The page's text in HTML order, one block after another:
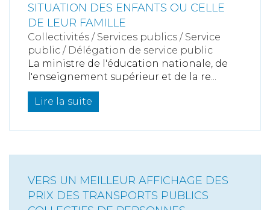
SITUATION DES ENFANTS OU CELLE
DE LEUR FAMILLE
Collectivités / Services publics / Service
public / Délégation de service public
La ministre de l'éducation nationale, de
l'enseignement supérieur et de la re...
Lire la suite
VERS UN MEILLEUR AFFICHAGE DES
PRIX DES TRANSPORTS PUBLICS